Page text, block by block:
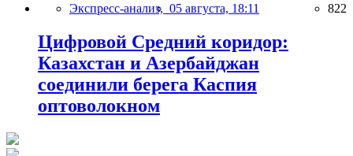
Экспресс-анализ, 05 августа, 18:11 822
Цифровой Средний коридор:
Казахстан и Азербайджан
соединили берега Каспия
оптоволокном